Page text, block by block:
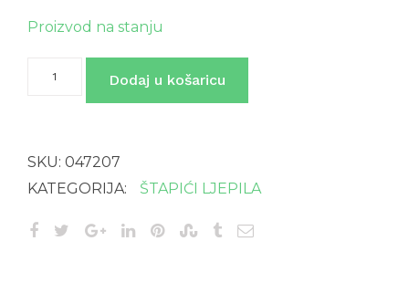
Proizvod na stanju
ljepila
mm
količina
Dodaj u košaricu
SKU: 047207
KATEGORIJA:
ŠTAPIĆI LJEPILA